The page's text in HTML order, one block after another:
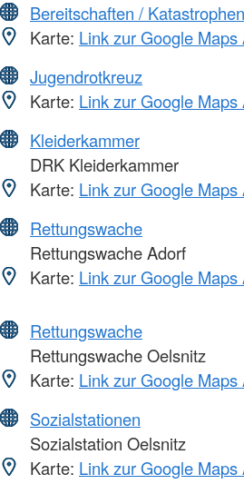
Bereitschaften /
Karte: Link zur Google Maps
Jugendrotkreuz
Karte: Link zur Google Maps
Kleiderkammer
DRK Kleiderkammer
Karte: Link zur Google Maps
Rettungswache
Rettungswache Adorf
Karte: Link zur Google Maps
Rettungswache
Rettungswache Oelsnitz
Karte: Link zur Google Maps
Sozialstationen
Sozialstation Oelsnitz
Karte: Link zur Google Maps